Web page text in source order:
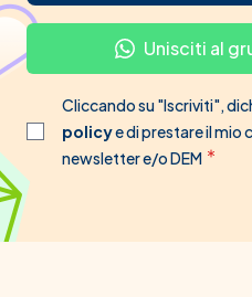
Unisciti al
Cliccando su "Iscriviti",
policye di prestare il mio
newsletter e/o DEM